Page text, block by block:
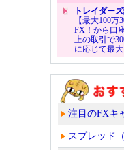
トレイダー
【最大100
FX！から口
上の取引で
に応じて最
注目のFXキ
スプレッド